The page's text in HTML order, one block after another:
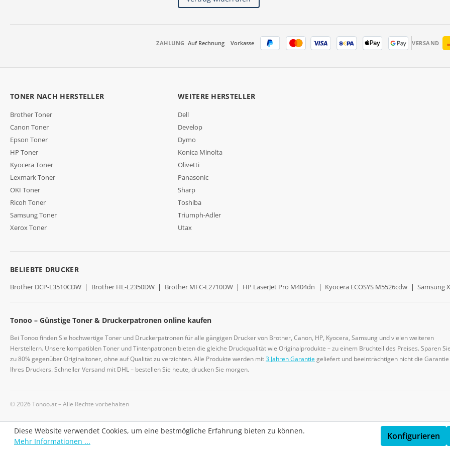
ZAHLUNG Auf Rechnung Vorkasse VERSAND
TONER NACH HERSTELLER
Brother Toner
Canon Toner
Epson Toner
HP Toner
Kyocera Toner
Lexmark Toner
OKI Toner
Ricoh Toner
Samsung Toner
Xerox Toner
WEITERE HERSTELLER
Dell
Develop
Dymo
Konica Minolta
Olivetti
Panasonic
Sharp
Toshiba
Triumph-Adler
Utax
BELIEBTE DRUCKER
Brother DCP-L3510CDW | Brother HL-L2350DW | Brother MFC-L2710DW | HP LaserJet Pro M404dn | Kyocera ECOSYS M5526cdw | Samsung
Tonoo – Günstige Toner & Druckerpatronen online kaufen
Bei Tonoo finden Sie hochwertige Toner und Druckerpatronen für alle gängigen Drucker von Brother, Canon, HP, Kyocera, Samsung und vielen weiteren
Herstellern. Unsere kompatiblen Toner und Tintenpatronen bieten die gleiche Druckqualität wie Originalprodukte – zu einem Bruchteil des Preises. Sparen
zu 80% gegenüber Originaltoner, ohne auf Qualität zu verzichten. Alle Produkte werden mit3 Jahren Garantiegeliefert und beeinträchtigen nicht die Garantie
Ihres Druckers. Schneller Versand mit DHL – bestellen Sie heute, drucken Sie morgen.
© 2026 Tonoo.at – Alle Rechte vorbehalten
Diese Website verwendet Cookies, um eine bestmögliche Erfahrung bieten zu können.
Mehr Informationen ...
Konfigurieren